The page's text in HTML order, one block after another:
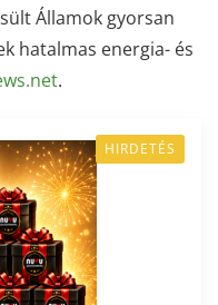
Államok gyorsan
hatalmas energia- és
.
HIRDETÉS